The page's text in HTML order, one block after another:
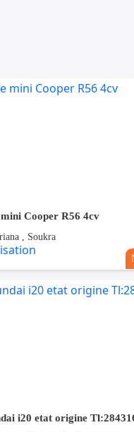
Cooper R56 4cv
, Soukra
i20 etat origine